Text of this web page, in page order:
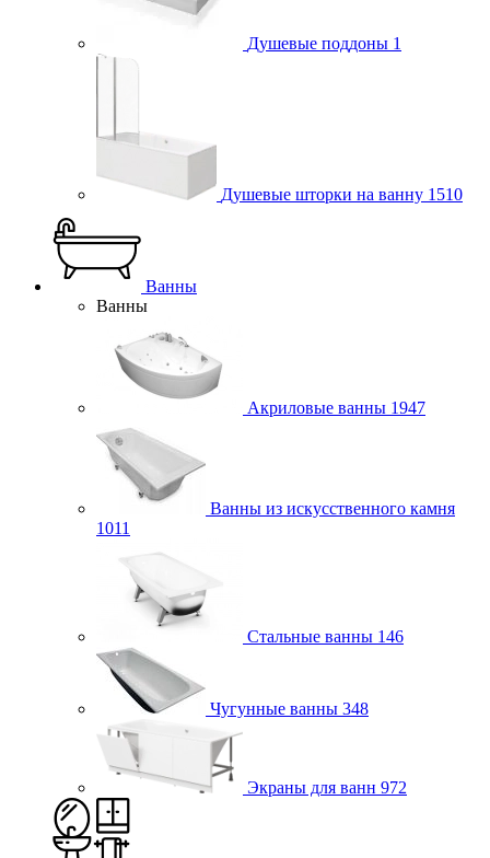
Душевые поддоны 1
Душевые шторки на ванну 1510
Ванны
Ванны
Акриловые ванны 1947
Ванны из искусственного камня
1011
Стальные ванны 146
Чугунные ванны 348
Экраны для ванн 972